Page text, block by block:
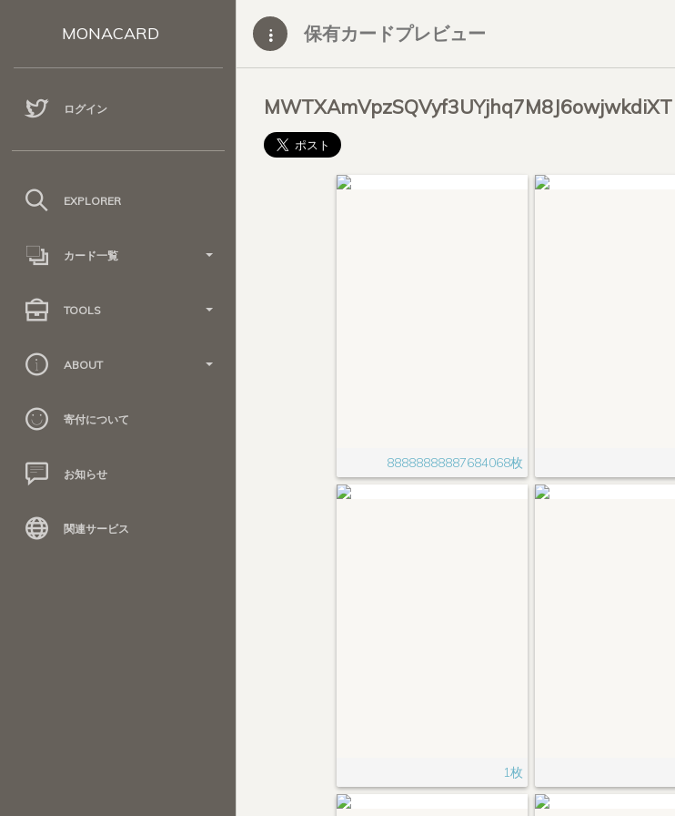
MONACARD
ログイン
EXPLORER
カード一覧
TOOLS
ABOUT
寄付について
お知らせ
関連サービス
保有カードプレビュー
MWTXAmVpzSQVyf3UYjhq7M8J6owjwkdiXT
88888888887684068枚
1枚